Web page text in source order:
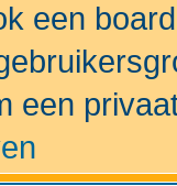
een
een